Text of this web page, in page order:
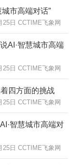
市高端对话”
25日 CCTIME飞象网
AI·智慧城市高端
25日 CCTIME飞象网
四方面的挑战
25日 CCTIME飞象网
智慧城市高端对
25日 CCTIME飞象网